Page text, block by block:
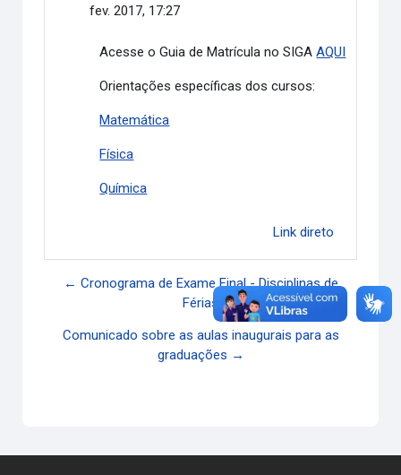
fev. 2017, 17:27
Acesse o Guia de Matrícula no SIGAAQUI
Orientações específicas dos cursos:
Matemática
Física
Química
Link direto
← Cronograma de Exame Final - Disciplinas de
Férias
Comunicado sobre as aulas inaugurais para as
graduações →